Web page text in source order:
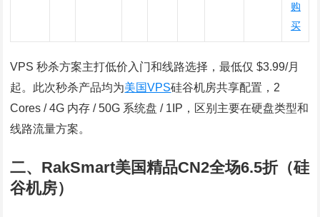
购
买
VPS 秒杀方案主打低价入门和线路选择，最低仅 $3.99/月
起。此次秒杀产品均为美国VPS硅谷机房共享配置，2
Cores / 4G 内存 / 50G 系统盘 / 1IP，区别主要在硬盘类型和
线路流量方案。
二、RakSmart美国精品CN2全场6.5折（硅
谷机房）